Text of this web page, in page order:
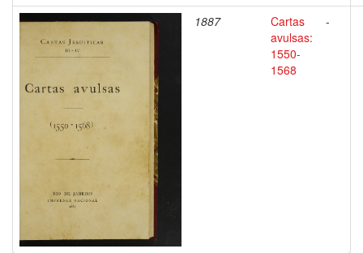
1887
Cartas
avulsas:
1550-
1568
-